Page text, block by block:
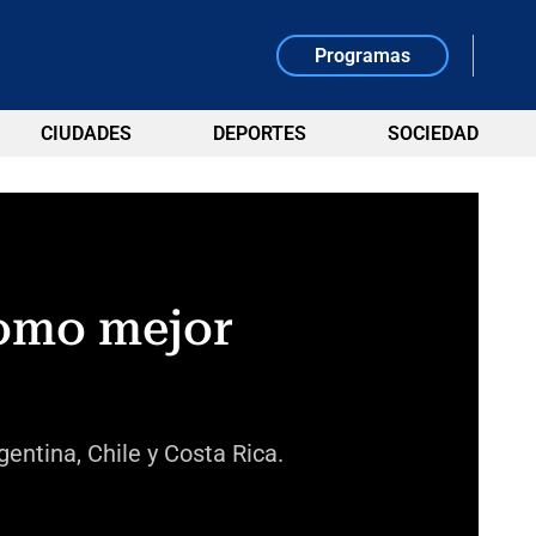
Programas
CIUDADES DEPORTES SOCIEDAD
mejor
Chile y Costa Rica.